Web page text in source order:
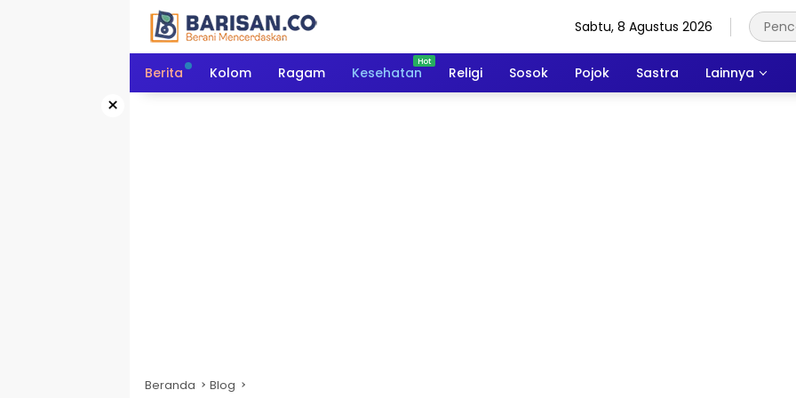
Sabtu, 8 Agustus 2026
Berita Kolom Ragam Kesehatan Religi Sosok Pojok Sastra Lainnya
×
Beranda Blog